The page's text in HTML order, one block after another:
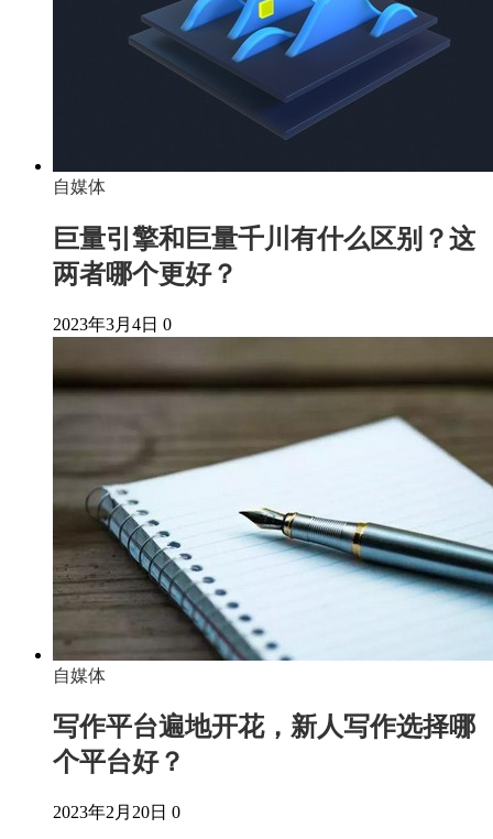
自媒体
巨量引擎和巨量千川有什么区别？这
两者哪个更好？
2023年3月4日 0
自媒体
写作平台遍地开花，新人写作选择哪
个平台好？
2023年2月20日 0